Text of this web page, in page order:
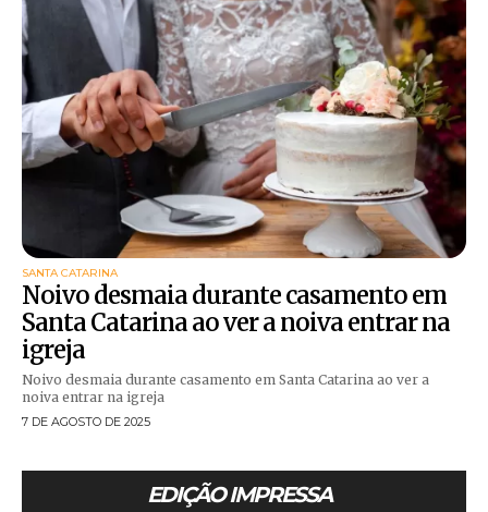
SANTA CATARINA
Noivo desmaia durante casamento em
Santa Catarina ao ver a noiva entrar na
igreja
Noivo desmaia durante casamento em Santa Catarina ao ver a
noiva entrar na igreja
7 DE AGOSTO DE 2025
EDIÇÃO IMPRESSA